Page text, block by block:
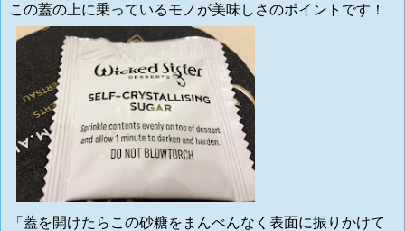
この蓋の上に乗っているモノが美味しさのポイントです！
「蓋を開けたらこの砂糖をまんべんなく表面に振りかけて